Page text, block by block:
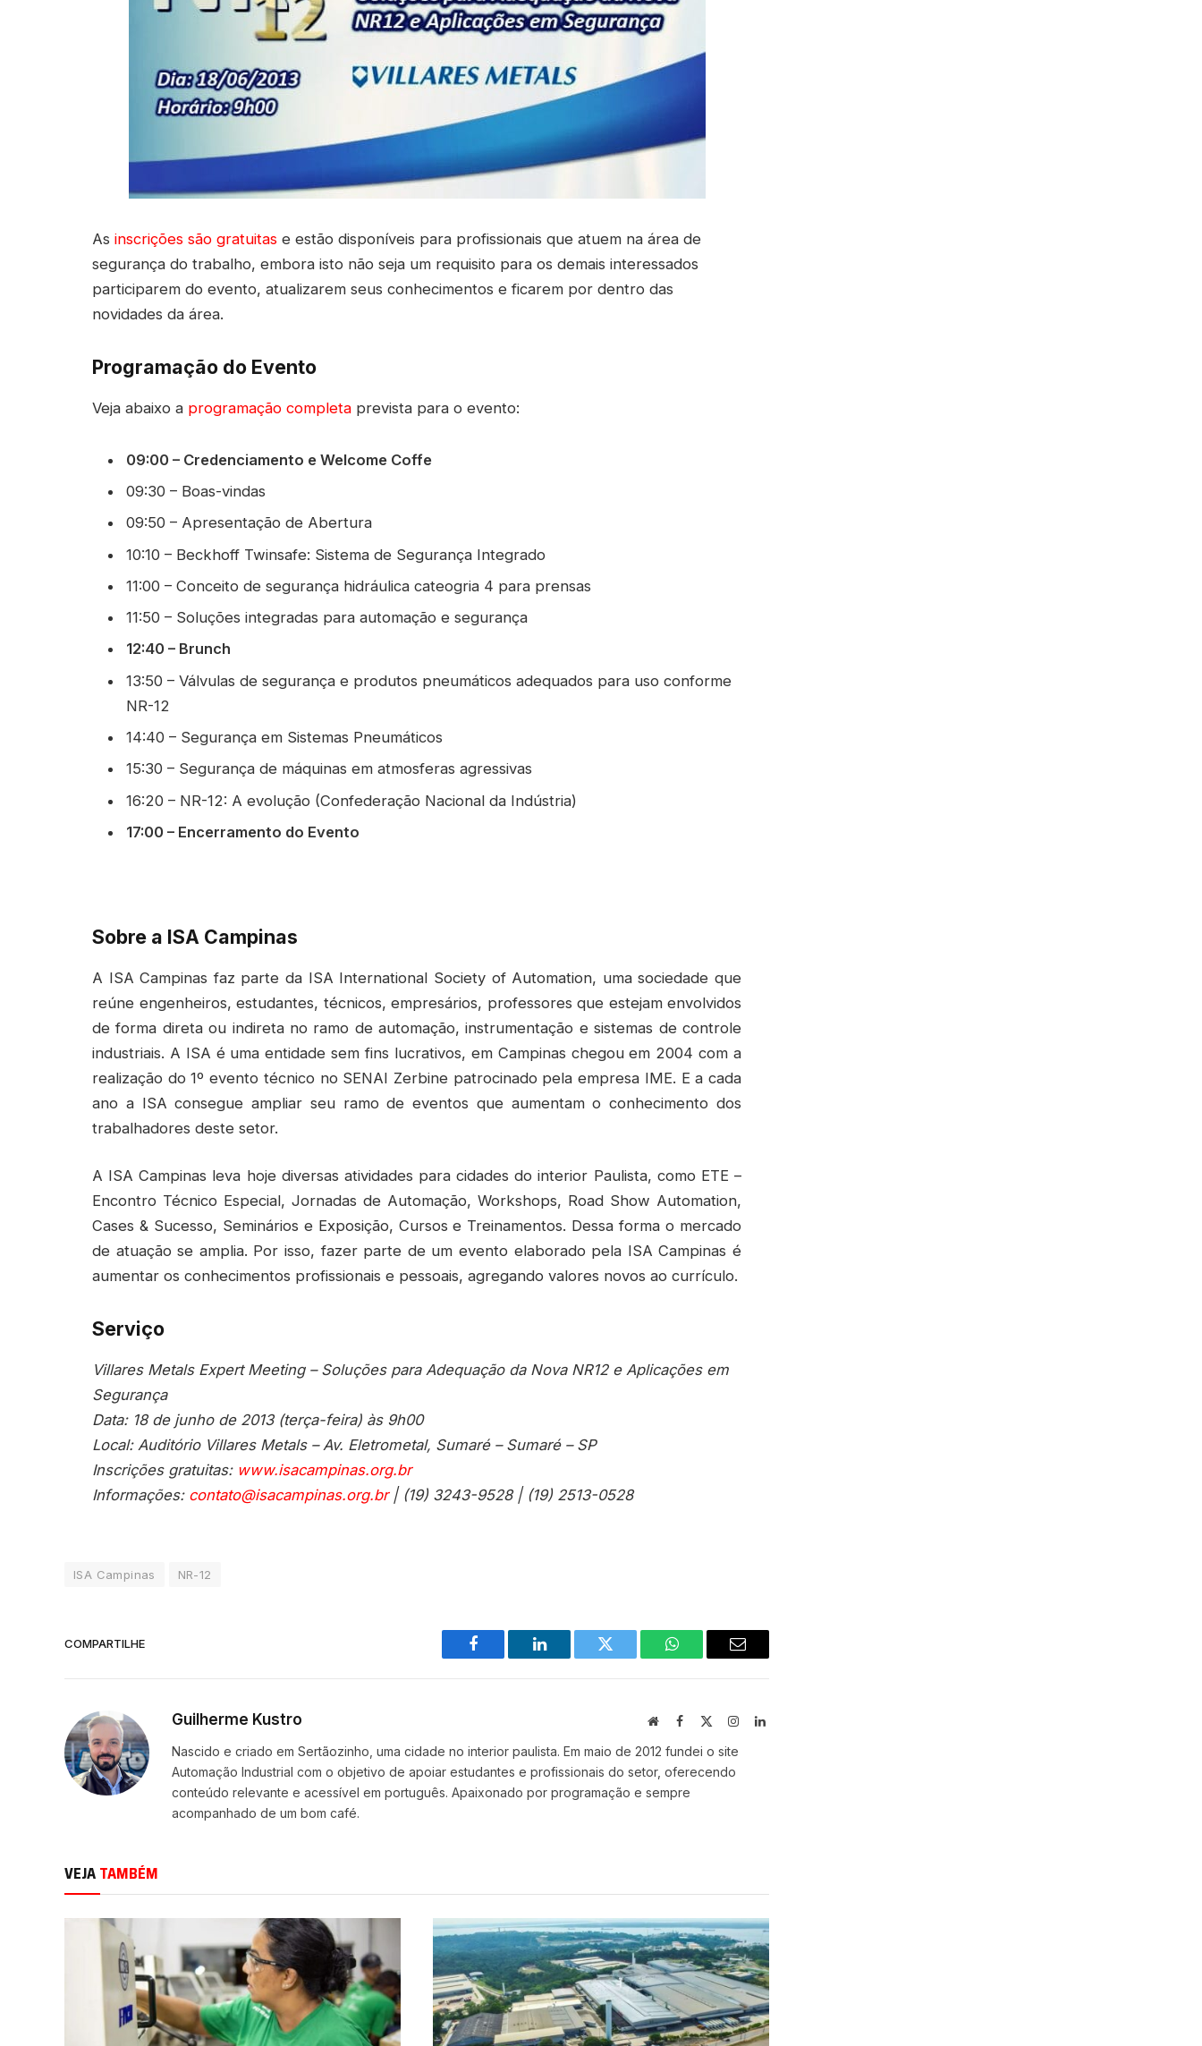
As inscrições são gratuitas e estão disponíveis para profissionais que atuem na área de
segurança do trabalho, embora isto não seja um requisito para os demais interessados
participarem do evento, atualizarem seus conhecimentos e ficarem por dentro das
novidades da área.
Programação do Evento
Veja abaixo a programação completa prevista para o evento:
09:00 – Credenciamento e Welcome Coffe
09:30 – Boas-vindas
09:50 – Apresentação de Abertura
10:10 – Beckhoff Twinsafe: Sistema de Segurança Integrado
11:00 – Conceito de segurança hidráulica cateogria 4 para prensas
11:50 – Soluções integradas para automação e segurança
12:40 – Brunch
13:50 – Válvulas de segurança e produtos pneumáticos adequados para uso conforme
NR-12
14:40 – Segurança em Sistemas Pneumáticos
15:30 – Segurança de máquinas em atmosferas agressivas
16:20 – NR-12: A evolução (Confederação Nacional da Indústria)
17:00 – Encerramento do Evento
Sobre a ISA Campinas
A ISA Campinas faz parte da ISA International Society of Automation, uma sociedade que
reúne engenheiros, estudantes, técnicos, empresários, professores que estejam envolvidos
de forma direta ou indireta no ramo de automação, instrumentação e sistemas de controle
industriais. A ISA é uma entidade sem fins lucrativos, em Campinas chegou em 2004 com a
realização do 1º evento técnico no SENAI Zerbine patrocinado pela empresa IME. E a cada
ano a ISA consegue ampliar seu ramo de eventos que aumentam o conhecimento dos
trabalhadores deste setor.
A ISA Campinas leva hoje diversas atividades para cidades do interior Paulista, como ETE –
Encontro Técnico Especial, Jornadas de Automação, Workshops, Road Show Automation,
Cases & Sucesso, Seminários e Exposição, Cursos e Treinamentos. Dessa forma o mercado
de atuação se amplia. Por isso, fazer parte de um evento elaborado pela ISA Campinas é
aumentar os conhecimentos profissionais e pessoais, agregando valores novos ao currículo.
Serviço
Villares Metals Expert Meeting – Soluções para Adequação da Nova NR12 e Aplicações em
Segurança
Data: 18 de junho de 2013 (terça-feira) às 9h00
Local: Auditório Villares Metals – Av. Eletrometal, Sumaré – Sumaré – SP
Inscrições gratuitas: www.isacampinas.org.br
Informações: contato@isacampinas.org.br| (19) 3243-9528 | (19) 2513-0528
ISA Campinas NR-12
COMPARTILHE
Facebook LinkedIn Twitter WhatsAppEmail
Guilherme Kustro Site Facebook InstagramLinkedIn
Nascido e criado em Sertãozinho, uma cidade no interior paulista. Em maio de 2012 fundei o site
Automação Industrial com o objetivo de apoiar estudantes e profissionais do setor, oferecendo
conteúdo relevante e acessível em português. Apaixonado por programação e sempre
acompanhado de um bom café.
VEJATAMBÉM